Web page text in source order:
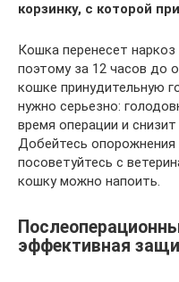
корзинку, с которой
Кошка перенесет
поэтому за 12 часов до
кошке принудительную
нужно серьезно:
время операции и
Добейтесь
посоветуйтесь с
кошку можно напоить.
эффективная